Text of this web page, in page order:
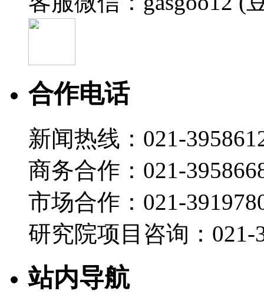
合作电话
新闻热线：021-
商务合作：021-
市场合作：021-
研究院项目咨询：021-
站内导航